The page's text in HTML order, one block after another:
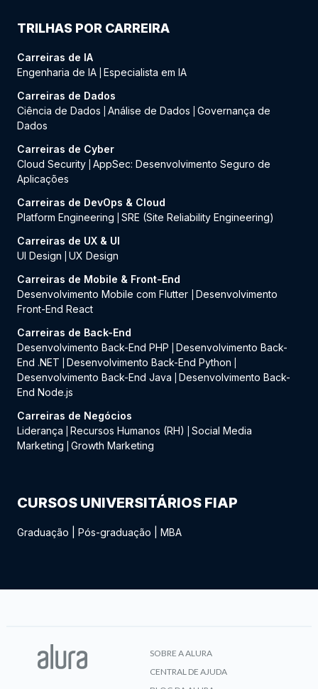
TRILHAS POR CARREIRA
Carreiras de IA
Engenharia de IA Especialista em IA
Carreiras de Dados
Ciência de Dados
Análise de Dados
Governança de
Dados
Carreiras de Cyber
Cloud Security AppSec: Desenvolvimento Seguro de
Aplicações
Carreiras de DevOps & Cloud
Platform Engineering
SRE (Site Reliability Engineering)
Carreiras de UX & UI
UI Design
UX Design
Carreiras de Mobile & Front-End
Desenvolvimento Mobile com Flutter
Desenvolvimento
Front-End React
Carreiras de Back-End
Desenvolvimento Back-End PHP
Desenvolvimento Back-
End .NET
Desenvolvimento Back-End Python
Desenvolvimento Back-End Java
Desenvolvimento Back-
End Node.js
Carreiras de Negócios
Liderança
Recursos Humanos (RH)
Social Media
Marketing
Growth Marketing
CURSOS UNIVERSITÁRIOS FIAP
Graduação Pós-graduação MBA
SOBRE A ALURA
CENTRAL DE AJUDA